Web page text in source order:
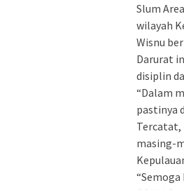
Slum
wilayah
Wisnu
Darurat
disiplin
“Dalam
pastinya
Tercatat,
masing-